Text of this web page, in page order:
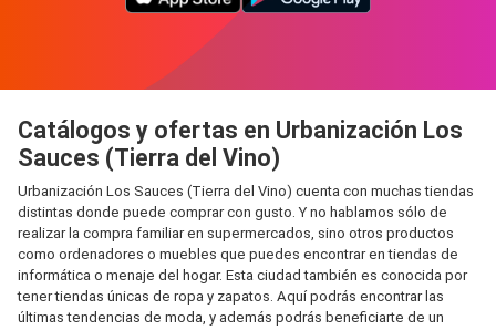
Catálogos y ofertas en Urbanización Los
Sauces (Tierra del Vino)
Urbanización Los Sauces (Tierra del Vino) cuenta con muchas tiendas
distintas donde puede comprar con gusto. Y no hablamos sólo de
realizar la compra familiar en supermercados, sino otros productos
como ordenadores o muebles que puedes encontrar en tiendas de
informática o menaje del hogar. Esta ciudad también es conocida por
tener tiendas únicas de ropa y zapatos. Aquí podrás encontrar las
últimas tendencias de moda, y además podrás beneficiarte de un